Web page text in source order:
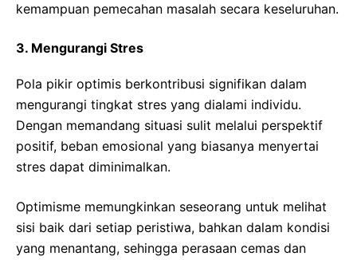
kemampuan pemecahan masalah secara keseluruhan.
3. Mengurangi Stres
Pola pikir optimis berkontribusi signifikan dalam
mengurangi tingkat stres yang dialami individu.
Dengan memandang situasi sulit melalui perspektif
positif, beban emosional yang biasanya menyertai
stres dapat diminimalkan.
Optimisme memungkinkan seseorang untuk melihat
sisi baik dari setiap peristiwa, bahkan dalam kondisi
yang menantang, sehingga perasaan cemas dan